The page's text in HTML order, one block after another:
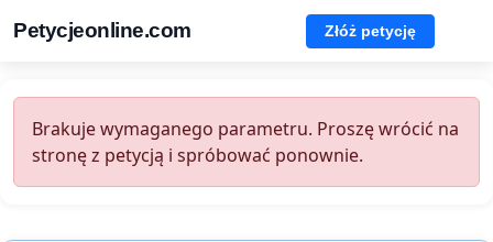
Petycjeonline.com Złóż petycję
Brakuje wymaganego parametru. Proszę wrócić na
stronę z petycją i spróbować ponownie.